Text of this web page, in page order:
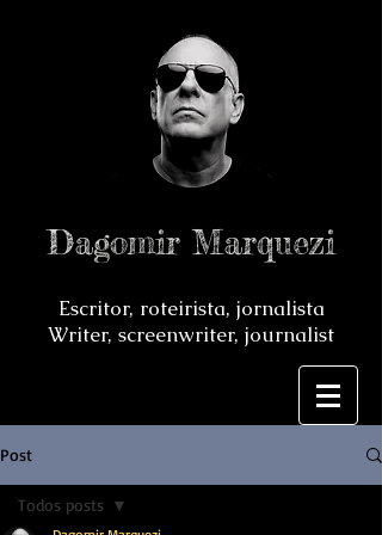
Dagomir Marquezi
Escritor, roteirista, jornalista
Writer, screenwriter, journalist
Post
Todos posts